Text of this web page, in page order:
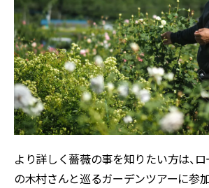
より詳しく薔薇の事を知りたい方は、
の木村さんと巡るガーデンツアーに参